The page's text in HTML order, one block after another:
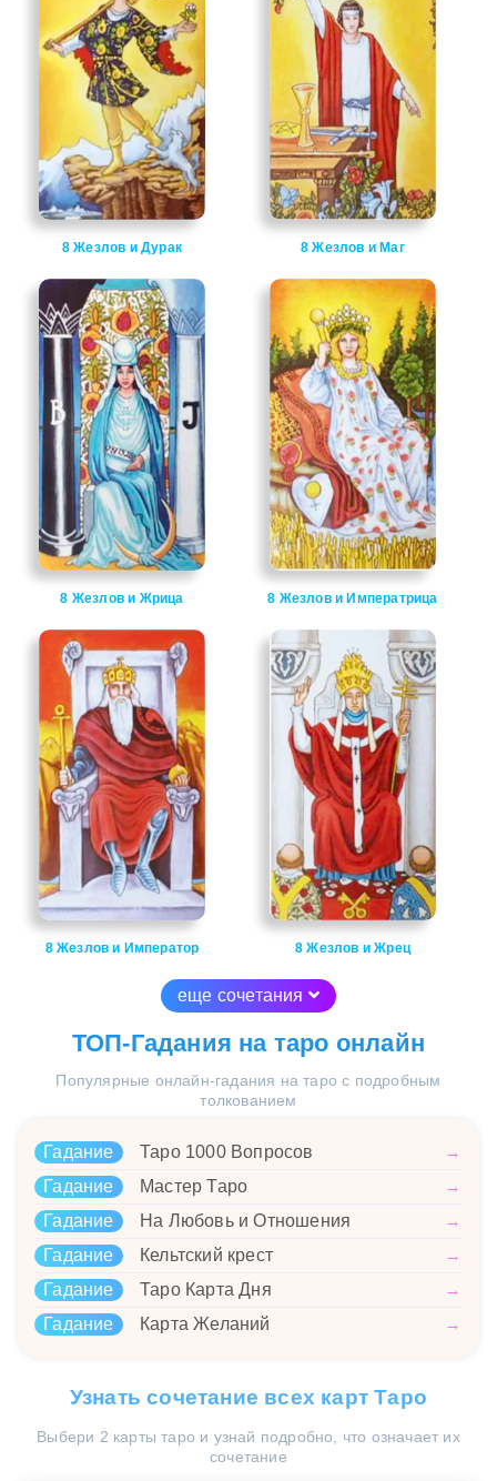
8 Жезлов и Дурак 8 Жезлов и Маг
8 Жезлов и Жрица 8 Жезлов и Императрица
8 Жезлов и Император 8 Жезлов и Жрец
еще сочетания
ТОП-Гадания на таро онлайн
Популярные онлайн-гадания на таро с подробным
толкованием
Гадание Таро 1000 Вопросов
→
Гадание
Мастер Таро
→
Гадание
На Любовь и Отношения
→
Гадание
Кельтский крест
→
Гадание
Таро Карта Дня
→
Гадание
Карта Желаний →
Узнать сочетание всех карт Таро
Выбери 2 карты таро и узнай подробно, что означает их
сочетание